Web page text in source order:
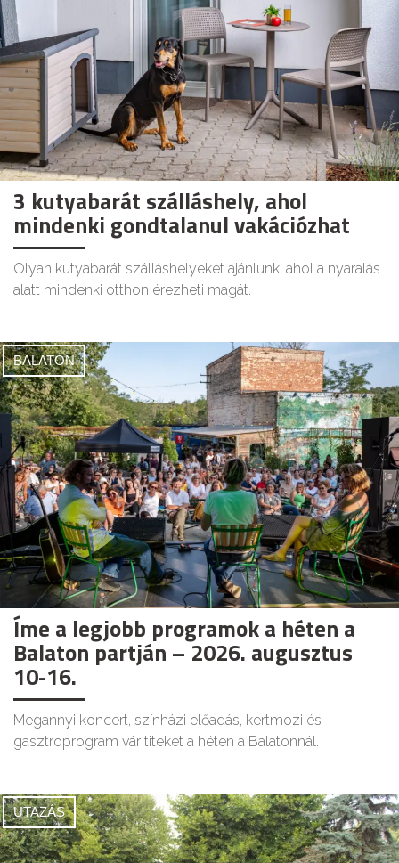
3 kutyabarát szálláshely, ahol
mindenki gondtalanul vakációzhat
Olyan kutyabarát szálláshelyeket ajánlunk, ahol a nyaralás
alatt mindenki otthon érezheti magát.
BALATON
Íme a legjobb programok a héten a
Balaton partján – 2026. augusztus
10-16.
Megannyi koncert, színházi előadás, kertmozi és
gasztroprogram vár titeket a héten a Balatonnál.
UTAZÁS